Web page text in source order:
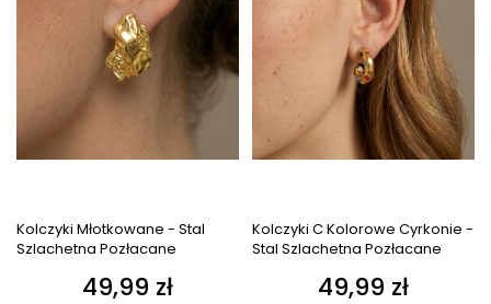
Kolczyki Młotkowane - Stal
Szlachetna Pozłacane
Cena
49,99 zł
Kolczyki C Kolorowe Cyrkonie -
Stal Szlachetna Pozłacane
Cena
49,99 zł